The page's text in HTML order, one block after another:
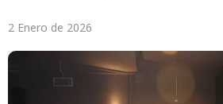
2 Enero de 2026